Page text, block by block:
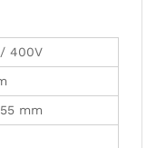
/ 400V
mm